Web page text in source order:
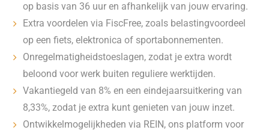
op basis van 36 uur en afhankelijk van jouw ervaring.
Extra voordelen via FiscFree, zoals belastingvoordeel
op een fiets, elektronica of sportabonnementen.
Onregelmatigheidstoeslagen, zodat je extra wordt
beloond voor werk buiten reguliere werktijden.
Vakantiegeld van 8% en een eindejaarsuitkering van
8,33%, zodat je extra kunt genieten van jouw inzet.
Ontwikkelmogelijkheden via REIN, ons platform voor